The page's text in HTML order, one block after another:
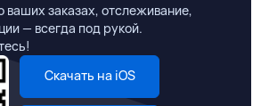
заказах, отслеживание,
— всегда под рукой.
Скачать на iOS